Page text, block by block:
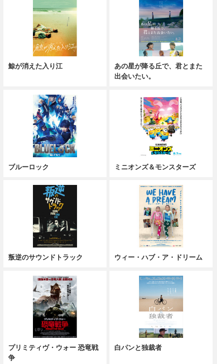
鯨が消えた入り江
あの星が降る丘で、君とまた
出会いたい。
ブルーロック ミニオンズ＆モンスターズ
叛逆のサウンドトラック ウィー・ハブ・ア・ドリーム
プリミティヴ・ウォー 恐竜戦
争
白パンと独裁者